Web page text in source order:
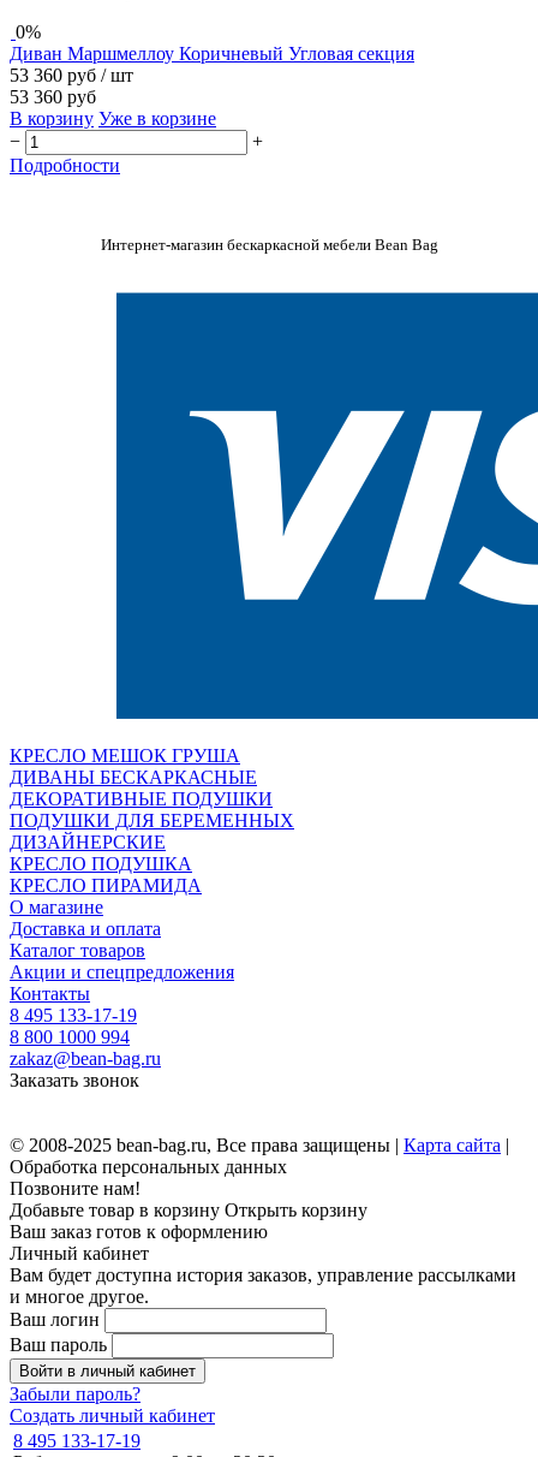
0%
Диван Маршмеллоу Коричневый Угловая секция
53 360 руб / шт
53 360 руб
В корзину Уже в корзине
−
+
Подробности
Интернет-магазин бескаркасной мебели Bean Bag
КРЕСЛО МЕШОК ГРУША
ДИВАНЫ БЕСКАРКАСНЫЕ
ДЕКОРАТИВНЫЕ ПОДУШКИ
ПОДУШКИ ДЛЯ БЕРЕМЕННЫХ
ДИЗАЙНЕРСКИЕ
КРЕСЛО ПОДУШКА
КРЕСЛО ПИРАМИДА
О магазине
Доставка и оплата
Каталог товаров
Акции и спецпредложения
Контакты
8 495 133-17-19
8 800 1000 994
zakaz@bean-bag.ru
Заказать звонок
© 2008-2025 bean-bag.ru, Все права защищены | Карта сайта |
Обработка персональных данных
Позвоните нам!
Добавьте товар в корзину Открыть корзину
Ваш заказ готов к оформлению
Личный кабинет
Вам будет доступна история заказов, управление рассылками
и многое другое.
Ваш логин
Ваш пароль
Войти в личный кабинет
Забыли пароль?
Создать личный кабинет
8 495 133-17-19